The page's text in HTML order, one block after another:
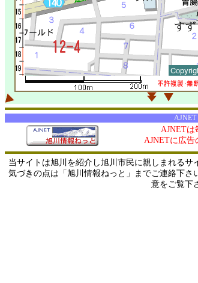
AJNET
AJNETは
AJNETに広告
当サイトは旭川を紹介し旭川市民に親しまれる
気づきの点は「旭川情報ねっと」までご連絡下
意をご覧下